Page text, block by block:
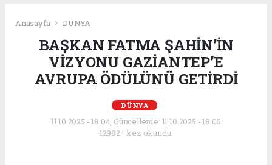
Anasayfa DÜNYA
BAŞKAN FATMA ŞAHİN’İN
VİZYONU GAZİANTEP’E
AVRUPA ÖDÜLÜNÜ GETİRDİ
DÜNYA
11.10.2025 - 18:04, Güncelleme: 11.10.2025 - 18:06
12982+ kez okundu.